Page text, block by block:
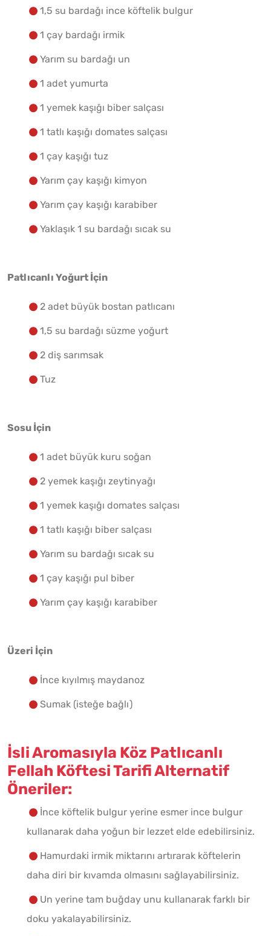
1,5 su bardağı ince köftelik bulgur
1 çay bardağı irmik
Yarım su bardağı un
1 adet yumurta
1 yemek kaşığı biber salçası
1 tatlı kaşığı domates salçası
1 çay kaşığı tuz
Yarım çay kaşığı kimyon
Yarım çay kaşığı karabiber
Yaklaşık 1 su bardağı sıcak su
Patlıcanlı Yoğurt İçin
2 adet büyük bostan patlıcanı
1,5 su bardağı süzme yoğurt
2 diş sarımsak
Tuz
Sosu İçin
1 adet büyük kuru soğan
2 yemek kaşığı zeytinyağı
1 yemek kaşığı domates salçası
1 tatlı kaşığı biber salçası
Yarım su bardağı sıcak su
1 çay kaşığı pul biber
Yarım çay kaşığı karabiber
Üzeri İçin
İnce kıyılmış maydanoz
Sumak (isteğe bağlı)
İsli Aromasıyla Köz Patlıcanlı
Fellah Köftesi Tarifi Alternatif
Öneriler:
İnce köftelik bulgur yerine esmer ince bulgur
kullanarak daha yoğun bir lezzet elde edebilirsiniz.
Hamurdaki irmik miktarını artırarak köftelerin
daha diri bir kıvamda olmasını sağlayabilirsiniz.
Un yerine tam buğday unu kullanarak farklı bir
doku yakalayabilirsiniz.